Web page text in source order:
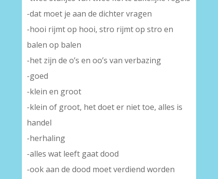
-dat moet je aan de dichter vragen
-hooi rijmt op hooi, stro rijmt op stro en
balen op balen
-het zijn de o’s en oo’s van verbazing
-goed
-klein en groot
-klein of groot, het doet er niet toe, alles is
handel
-herhaling
-alles wat leeft gaat dood
-ook aan de dood moet verdiend worden